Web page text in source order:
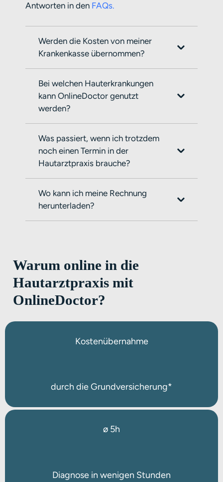
Antworten in den FAQs.
Werden die Kosten von meiner
Krankenkasse übernommen?
Bei welchen Hauterkrankungen
kann OnlineDoctor genutzt
werden?
Was passiert, wenn ich trotzdem
noch einen Termin in der
Hautarztpraxis brauche?
Wo kann ich meine Rechnung
herunterladen?
Warum online in die
Hautarztpraxis mit
OnlineDoctor?
Kostenübernahme
durch die Grundversicherung*
ø 5h
Diagnose in wenigen Stunden